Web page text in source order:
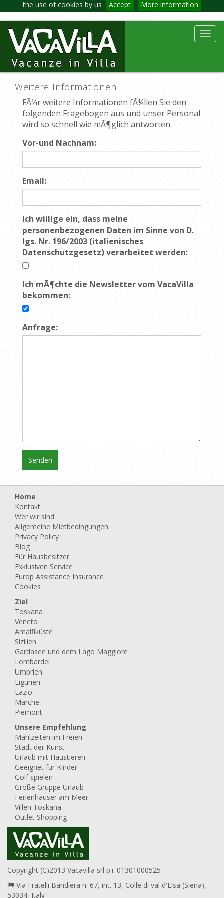
the use of cookies by us Accept More information
Weitere Informationen
FÃ¼r weitere Informationen fÃ¼llen Sie den
folgenden Fragebogen aus und unser Personal
wird so schnell wie mÃ¶glich antworten.
Vor-und Nachnam:
Email:
Ich willige ein, dass meine
personenbezogenen Daten im Sinne von D.
lgs. Nr. 196/2003 (italienisches
Datenschutzgesetz) verarbeitet werden:
Ich mÃ¶chte die Newsletter vom VacaVilla
bekommen:
Anfrage:
Home
Kontakt
Wer wir sind
Allgemeine Mietbedingungen
Privacy Policy
Blog
Für Hausbesitzer
Exklusiven Service
Europ Assistance Insurance
Cookies
Ziel
Toskana
Veneto
Amalfiküste
Sizilien
Gardasee und dem Lago Maggiore
Lombardei
Umbrien
Ligurien
Lazio
Marche
Piemont
Unsere Empfehlung
Mahlzeiten im Freien
Stadt der Kunst
Urlaub mit Haustieren
Geeignet für Kinder
Golf spielen
Große Gruppe Urlaub
Ferienhäuser am Meer
Villen Toskana
Outlet Shopping
Copyright (C)2013 Vacavilla srl p.i. 01301000525
Via Fratelli Bandiera n. 67, int. 13, Colle di val d'Elsa (Siena),
53034, Italy